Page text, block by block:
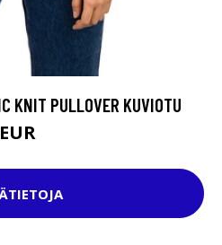
KNIT PULLOVER KUVIOTU